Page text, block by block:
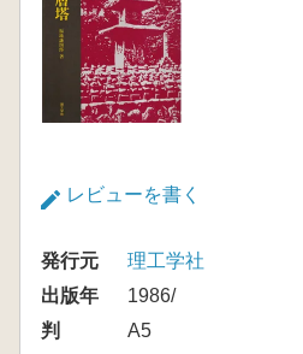
レビューを書く
発行元
理工学社
出版年
1986/
判
A5